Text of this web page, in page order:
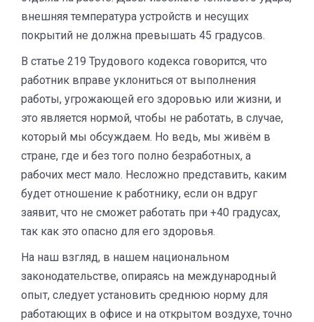
внешняя температура устройств и несущих
покрытий не должна превышать 45 градусов.
В статье 219 Трудового кодекса говорится, что
работник вправе уклониться от выполнения
работы, угрожающей его здоровью или жизни, и
это является нормой, чтобы не работать, в случае,
который мы обсуждаем. Но ведь, мы живём в
стране, где и без того полно безработных, а
рабочих мест мало. Несложно представить, каким
будет отношение к работнику, если он вдруг
заявит, что не сможет работать при +40 градусах,
так как это опасно для его здоровья.
На наш взгляд, в нашем национальном
законодательстве, опираясь на международный
опыт, следует установить среднюю норму для
работающих в офисе и на открытом воздухе, точно